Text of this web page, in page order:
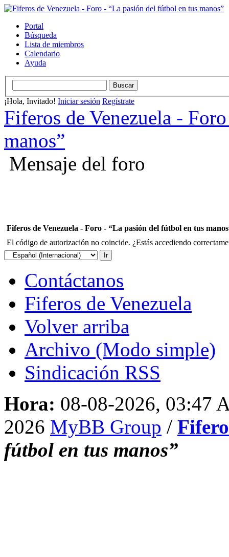
Portal
Búsqueda
Lista de miembros
Calendario
Ayuda
¡Hola, Invitado! Iniciar sesión Regístrate
Fiferos de Venezuela -
manos”
Mensaje del foro
Fiferos de Venezuela - Foro - “La pasión del fútbol en tus
El código de autorización no coincide. ¿Estás accediendo
Contáctanos
Fiferos de Venezuela
Volver arriba
Archivo (Modo simple)
Sindicación RSS
Hora: 08-08-2026, 03:47
2026 MyBB Group /
fútbol en tus manos”